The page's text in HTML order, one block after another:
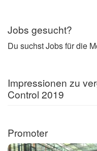
Jobs gesucht?
Du suchst Jobs für die
Impressionen zu
Control 2019
Promoter